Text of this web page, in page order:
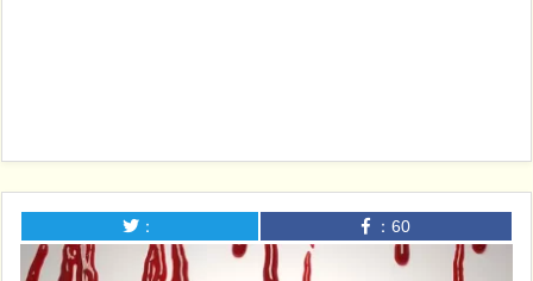
： ： 60